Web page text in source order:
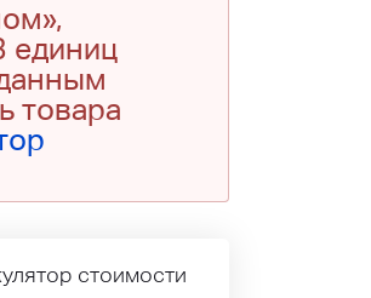
единиц
товара
стоимости